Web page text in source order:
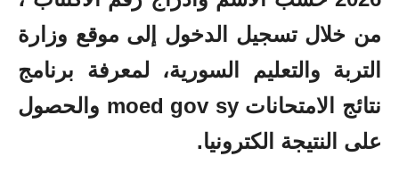
من خلال تسجيل الدخول إلى موقع وزارة
التربة والتعليم السورية، لمعرفة برنامج
نتائج الامتحانات moed gov sy والحصول
على النتيجة الكترونيا.